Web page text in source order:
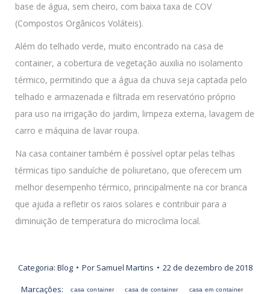
base de água, sem cheiro, com baixa taxa de COV
(Compostos Orgânicos Voláteis).
Além do telhado verde, muito encontrado na casa de
container, a cobertura de vegetação auxilia no isolamento
térmico, permitindo que a água da chuva seja captada pelo
telhado e armazenada e filtrada em reservatório próprio
para uso na irrigação do jardim, limpeza externa, lavagem de
carro e máquina de lavar roupa.
Na casa container também é possível optar pelas telhas
térmicas tipo sanduíche de poliuretano, que oferecem um
melhor desempenho térmico, principalmente na cor branca
que ajuda a refletir os raios solares e contribuir para a
diminuição de temperatura do microclima local.
Categoria: Blog Por Samuel Martins
22 de dezembro de 2018
Marcações:
casa container casa de container casa em container